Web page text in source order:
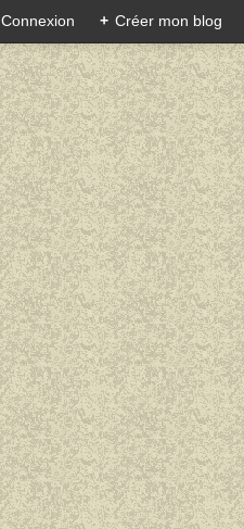
Connexion + Créer mon blog